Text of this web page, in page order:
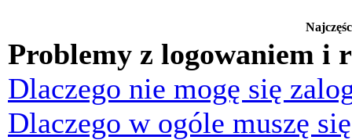
Problemy z logowaniem i
Dlaczego nie mogę się
Dlaczego w ogóle muszę